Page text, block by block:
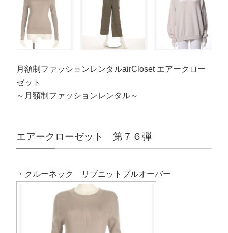
月額制ファッションレンタルairCloset エアークロー
ゼット
～月額制ファッションレンタル～
エアークローゼット 第７６弾
・クルーネック リブニットプルオーバー